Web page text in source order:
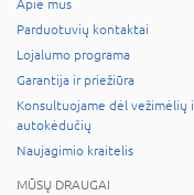
Apie mus
Parduotuvių kontaktai
Lojalumo programa
Garantija ir priežiūra
Konsultuojame dėl vežimėlių
autokėdučių
Naujagimio kraitelis
MŪSŲ DRAUGAI